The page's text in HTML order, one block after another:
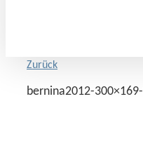
Zurück
bernina2012-